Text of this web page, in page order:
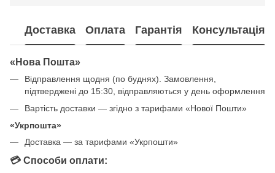
Доставка Оплата Гарантія Консультація
«Нова Пошта»
Відправлення щодня (по буднях). Замовлення,
підтверджені до 15:30, відправляються у день оформлення
Вартість доставки — згідно з тарифами «Нової Пошти»
«Укрпошта»
Доставка — за тарифами «Укрпошти»
💳 Способи оплати: